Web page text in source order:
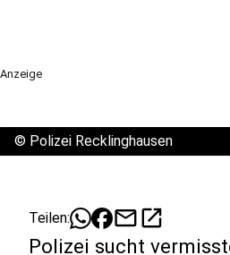
Anzeige
© Polizei Recklinghausen
Teilen: mailopen_in_new
Polizei sucht